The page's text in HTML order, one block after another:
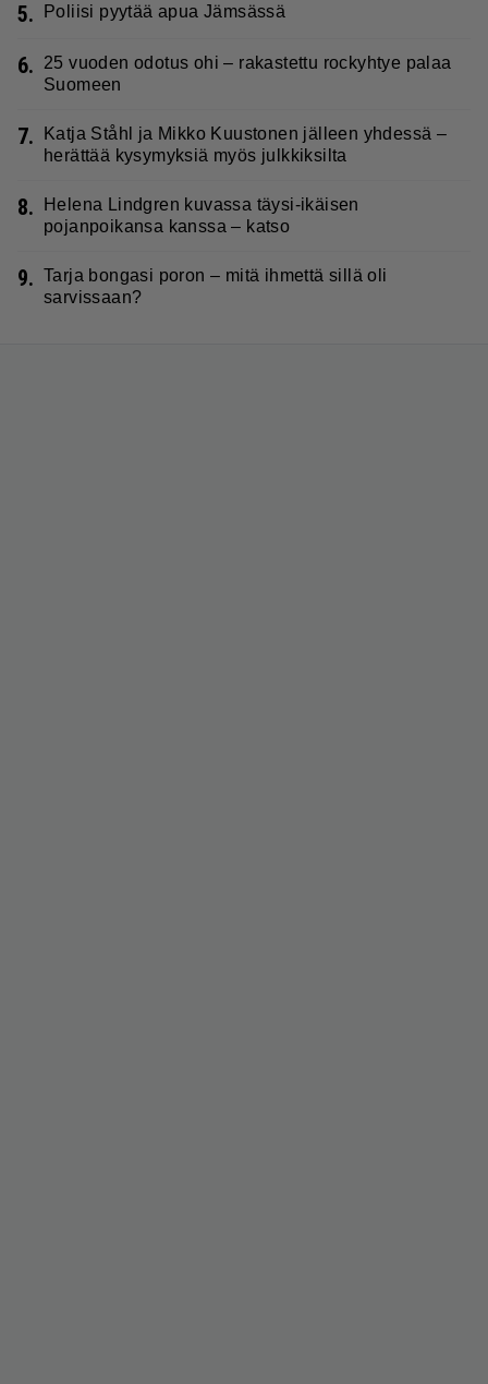
5. Poliisi pyytää apua Jämsässä
6.
25 vuoden odotus ohi – rakastettu rockyhtye palaa
Suomeen
7.
Katja Ståhl ja Mikko Kuustonen jälleen yhdessä –
herättää kysymyksiä myös julkkiksilta
8.
Helena Lindgren kuvassa täysi-ikäisen
pojanpoikansa kanssa – katso
9. Tarja bongasi poron – mitä ihmettä sillä oli
sarvissaan?